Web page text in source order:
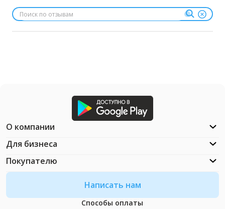
Написать нам
Способы оплаты
О компании
Для бизнеса
Покупателю